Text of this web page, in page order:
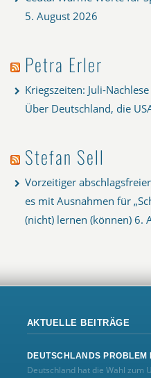
5. August 2026
Petra Erler
Kriegszeiten: Juli-Nachlese
Über Deutschland, die
Stefan Sell
Vorzeitiger
es mit Ausnahmen für
(nicht) lernen (können) 6.
AKTUELLE BEITRÄGE
DEUTSCHLANDS PROBLEM
Deutschland hat die Wahl zum